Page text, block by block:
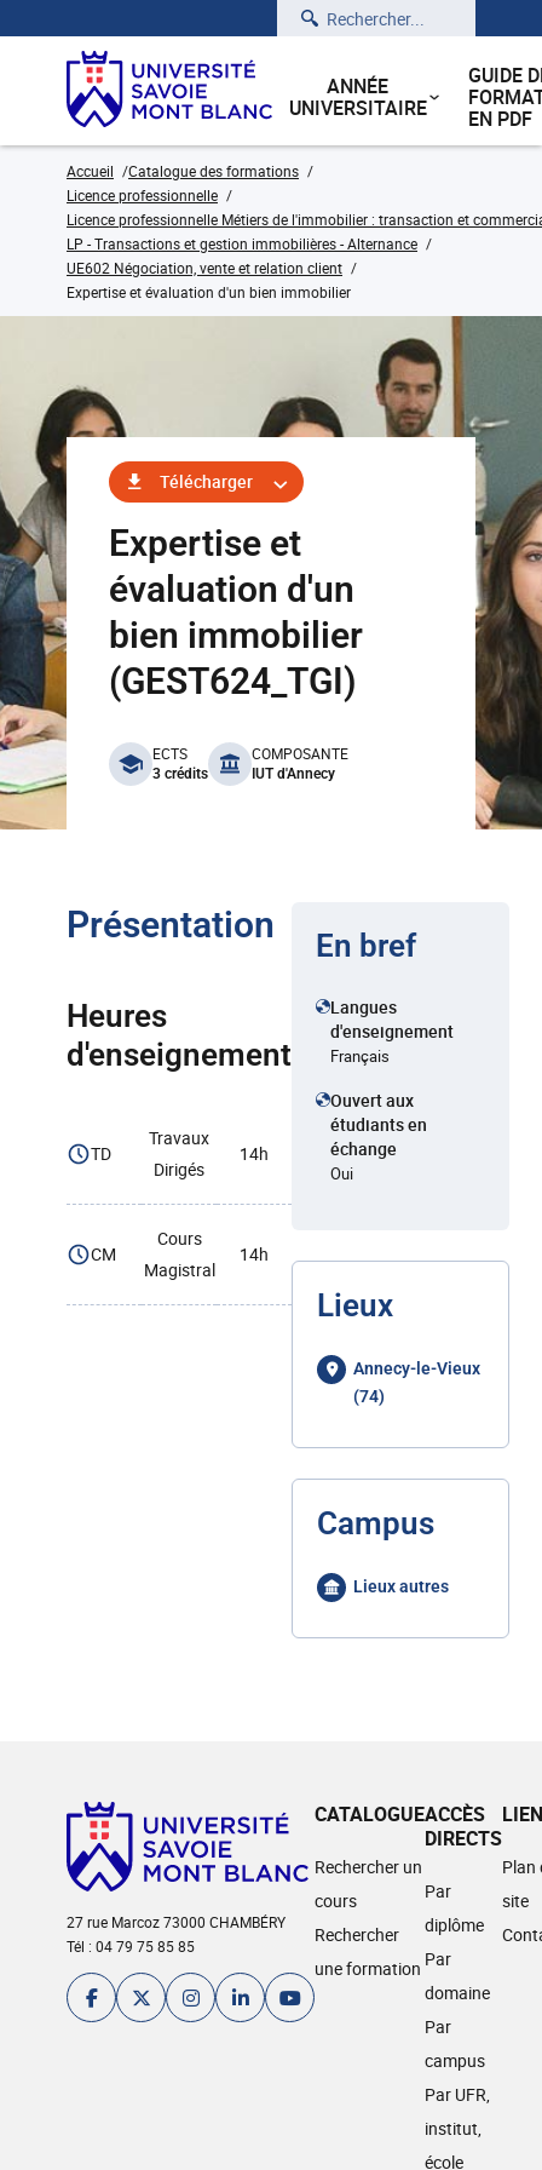
Rechercher
ANNÉE
UNIVERSITAIRE
GUIDE
EN PDF
Accueil
Catalogue des formations
Licence professionnelle
Licence professionnelle Métiers de l'immobilier : transaction et
LP - Transactions et gestion immobilières - Alternance
UE602 Négociation, vente et relation client
Expertise et évaluation d'un bien immobilier
Télécharger
Expertise et
évaluation d'un
bien immobilier
(GEST624_TGI)
benefits
ECTS
3 crédits
COMPOSANTE
IUT d'Annecy
Présentation
Heures
d'enseignement
TD
Travaux
Dirigés
14h
CM
Cours
Magistral
14h
En bref
Langues
d'enseignement
Français
Ouvert aux
étudiants en
échange
Oui
Lieux
Annecy-le-Vieux
(74)
Campus
Lieux autres
27 rue Marcoz 73000 CHAMBÉRY
Tél : 04 79 75 85 85
CATALOGUE
Rechercher un
cours
Rechercher
une formation
ACCÈS
DIRECTS
Par
diplôme
Par
domaine
Par
campus
Par UFR,
institut,
école
Plan
site